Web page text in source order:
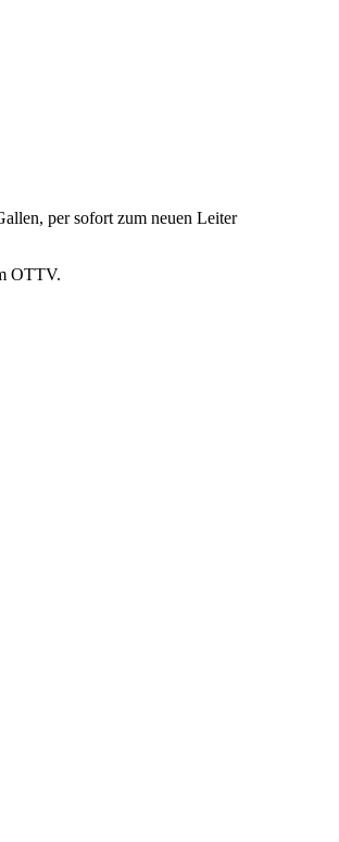
per sofort zum neuen Leiter
OTTV.